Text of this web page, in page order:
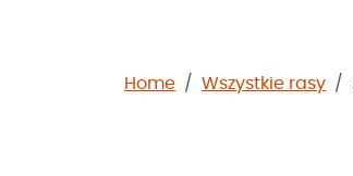
Home Wszystkie rasy